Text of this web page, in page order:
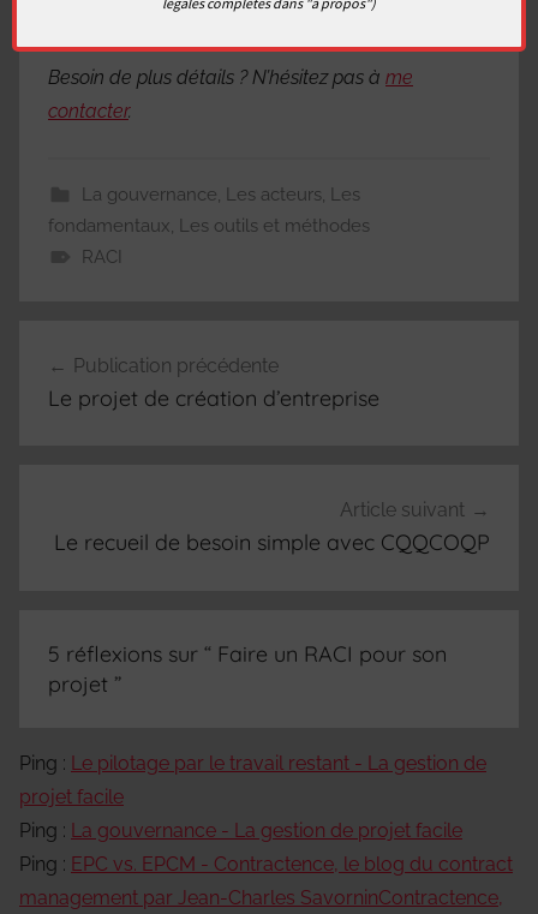
Besoin de plus détails ? N’hésitez pas à me
contacter.
La gouvernance Les acteurs, Les
fondamentaux Les outils et méthodes
RACI
de
Publication précédente
Le projet de création d’entreprise
Article suivant
Le recueil de besoin simple avec CQQCOQP
5 réflexions sur “ Faire un RACI pour son
projet ”
Ping : Le pilotage par le travail restant - La gestion de
projet facile
Ping : La gouvernance - La gestion de projet facile
Ping : EPC vs. EPCM - Contractence, le blog du contract
management par Jean-Charles SavorninContractence,